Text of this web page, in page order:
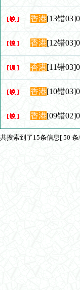
香港[13错
香港[12错
香港[11错
香港[10错
香港[09错
共搜索到了15条信息[ 50